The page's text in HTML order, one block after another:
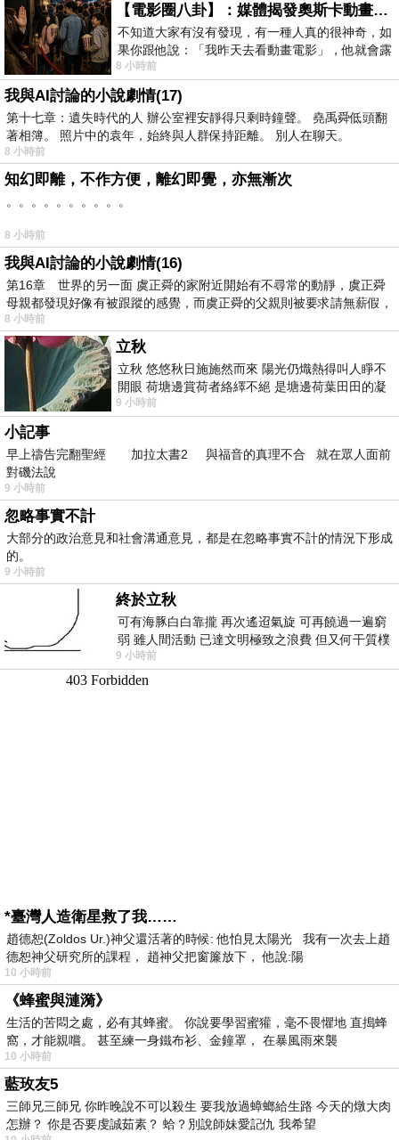
【電影圈八卦】：媒體揭發奧斯卡動畫項目投票醜聞！好萊塢為什麼看不起動畫電影？
不知道大家有沒有發現，有一種人真的很神奇，如
果你跟他說：「我昨天去看動畫電影」，他就會露
出一種慈祥的微笑，然後問你是不是陪小
8 小時前
我與AI討論的小說劇情(17)
第十七章：遺失時代的人 辦公室裡安靜得只剩時鐘聲。 堯禹舜低頭翻
著相簿。 照片中的袁年，始終與人群保持距離。 別人在聊天。
8 小時前
知幻即離，不作方便，離幻即覺，亦無漸次
。。。。。。。。。。
8 小時前
我與AI討論的小說劇情(16)
第16章 世界的另一面 虞正舜的家附近開始有不尋常的動靜，虞正舜
母親都發現好像有被跟蹤的感覺，而虞正舜的父親則被要求請無薪假，
8 小時前
立秋
立秋 悠悠秋日施施然而來 陽光仍熾熱得叫人睜不
開眼 荷塘邊賞荷者絡繹不絕 是塘邊荷葉田田的凝
望 風中飄逸的是映日荷花別樣紅
9 小時前
小記事
早上禱告完翻聖經 加拉太書2 與福音的真理不合 就在眾人面前
對磯法說
9 小時前
忽略事實不計
大部分的政治意見和社會溝通意見，都是在忽略事實不計的情況下形成
的。
9 小時前
終於立秋
可有海豚白白靠攏 再次遙迢氣旋 可再饒過一遍窮
弱 雖人間活動 已達文明極致之浪費 但又何干質樸
者 只能白白陪葬
9 小時前
*臺灣人造衛星救了我……
趙德恕(Zoldos Ur.)神父還活著的時候: 他怕見太陽光 我有一次去上趙
德恕神父研究所的課程， 趙神父把窗簾放下， 他說:陽
10 小時前
《蜂蜜與漣漪》
生活的苦悶之處，必有其蜂蜜。 你說要學習蜜獾，毫不畏懼地 直搗蜂
窩，才能親嚐。 甚至練一身鐵布衫、金鐘罩， 在暴風雨來襲
10 小時前
藍玫友5
三師兄三師兄 你昨晚說不可以殺生 要我放過蟑螂給生路 今天的燉大肉
怎辦？ 你是否要虔誠茹素？ 蛤？別說師妹愛記仇 我希望